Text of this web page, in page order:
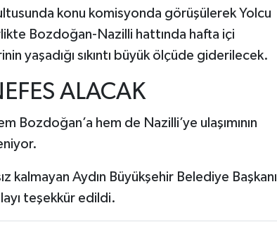
konu komisyonda görüşülerek Yolcu
Bozdoğan-Nazilli hattında hafta içi
yaşadığı sıkıntı büyük ölçüde giderilecek.
ALACAK
Bozdoğan’a hem de Nazilli’ye ulaşımının
kalmayan Aydın Büyükşehir Belediye Başkanı
teşekkür edildi.